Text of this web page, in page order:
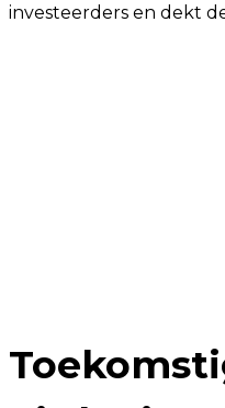
investeerders en dekt